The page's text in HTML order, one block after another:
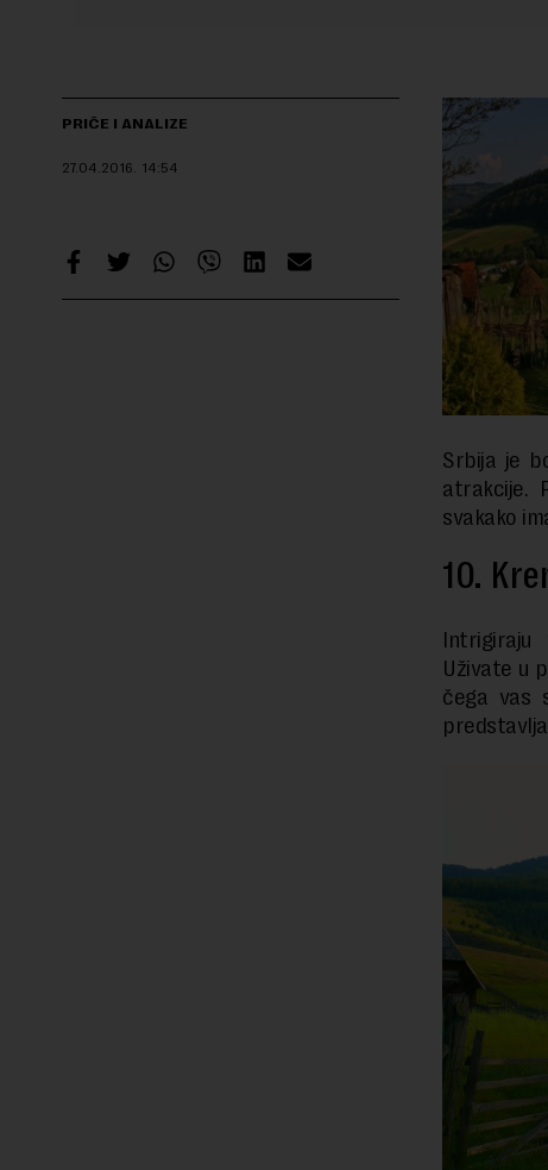
PRIČE I ANALIZE
27.04.2016. 14:54
Srbija je
atrakcije.
svakako
10.
Uživate u
čega vas